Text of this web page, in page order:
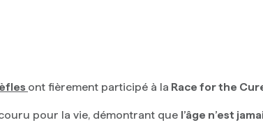
ont fièrement participé à la Race for the
pour la vie, démontrant que l’âge n’est